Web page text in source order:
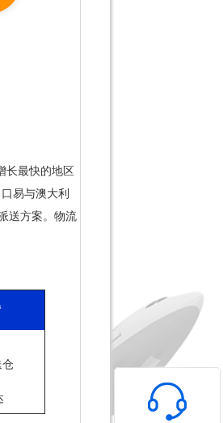
长最快的地区
易与澳大利
送方案。物流